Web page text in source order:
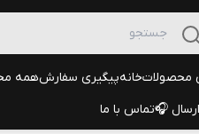
محصولاتخانهپیگیری سفارشهمه
🎧تماس با ما